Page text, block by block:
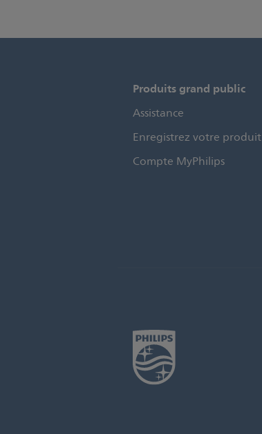
Produits grand public
Assistance
Enregistrez votre produit
Compte MyPhilips